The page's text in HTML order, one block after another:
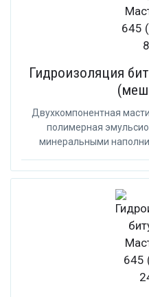
Гидроизоляция
Двухкомпонентная
полимерная
минеральными